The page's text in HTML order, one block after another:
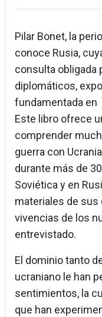
Pilar Bonet, la
conoce Rusia,
consulta obligada
diplomáticos,
fundamentada en
Este libro ofrece
comprender
guerra con
durante más de
Soviética y en
materiales de sus
vivencias de los
entrevistado.
El dominio tanto
ucraniano le han
sentimientos, la
que han